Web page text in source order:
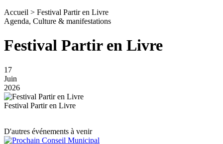
Accueil > Festival Partir en Livre
Agenda, Culture & manifestations
Festival Partir en Livre
17
Juin
2026
Festival Partir en Livre
D'autres événements à venir